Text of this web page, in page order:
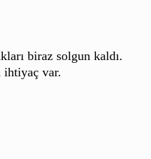
biraz solgun kaldı.
ihtiyaç var.